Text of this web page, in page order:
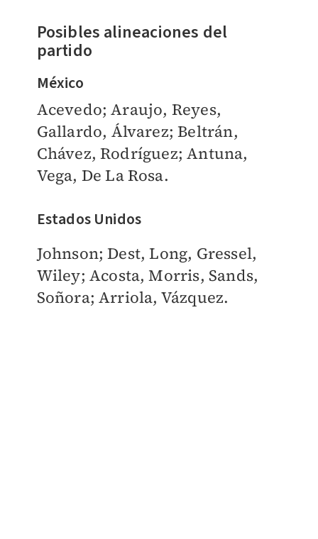
Posibles alineaciones del
partido
México
Acevedo; Araujo, Reyes,
Gallardo, Álvarez; Beltrán,
Chávez, Rodríguez; Antuna,
Vega, De La Rosa.
Estados Unidos
Johnson; Dest, Long, Gressel,
Wiley; Acosta, Morris, Sands,
Soñora; Arriola, Vázquez.